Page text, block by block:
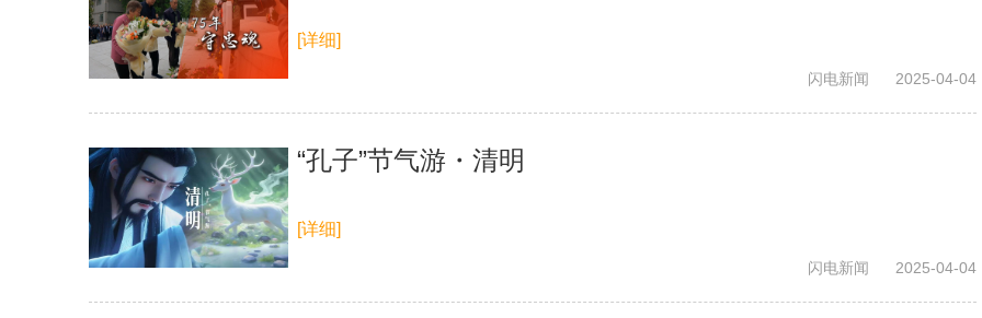
[详细]
闪电新闻 2025-04-04
“孔子”节气游・清明
[详细]
闪电新闻 2025-04-04